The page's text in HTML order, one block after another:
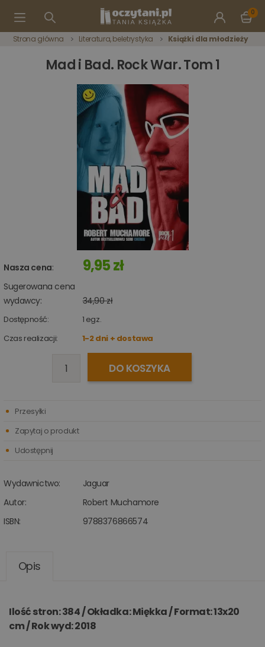
0
Strona główna Literatura, beletrystyka Książki dla młodzieży
Mad i Bad. Rock War. Tom 1
Nasza cena: 9,95 zł
Sugerowana cena
wydawcy:
34,90 zł
Dostępność: 1 egz.
Czas realizacji:
1-2 dni + dostawa
DO KOSZYKA
Wydawnictwo:
Jaguar
Autor:
Robert Muchamore
ISBN:
9788376866574
Przesyłki
Zapytaj o produkt
Udostępnij
Opis
Ilość stron: 384 / Okładka: Miękka / Format: 13x20
cm / Rok wyd: 2018